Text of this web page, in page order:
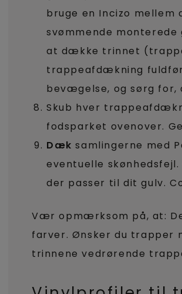
bruge en Incizo
svømmende
at dække trinnet
trappeafdækning
bevægelse, og sørg
Skub hver
fodsparket ovenover.
Dæk samlingerne med
eventuelle
der passer til dit gulv.
Vær opmærksom på, at:
farver. Ønsker du trapper
trinnene vedrørende